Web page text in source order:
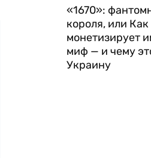
«1670»:
короля, или
монетизирует
миф — и чему
Украину